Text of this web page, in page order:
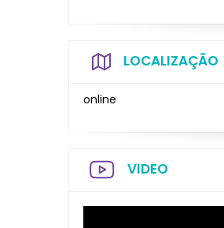
LOCALIZAÇÃO
online
VIDEO